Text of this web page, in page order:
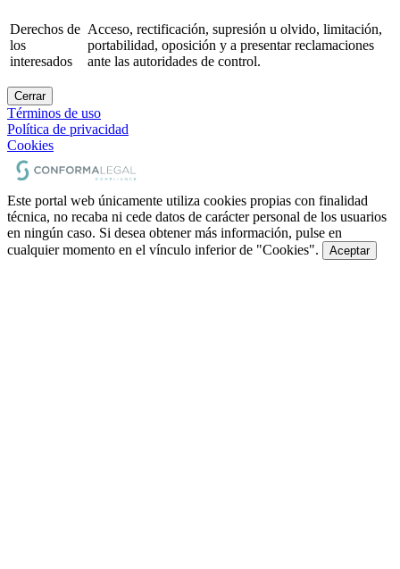
Derechos de
los
interesados
Acceso, rectificación, supresión u olvido, limitación,
portabilidad, oposición y a presentar reclamaciones
ante las autoridades de control.
Cerrar
Términos de uso
Política de privacidad
Cookies
Este portal web únicamente utiliza cookies propias con finalidad
técnica, no recaba ni cede datos de carácter personal de los usuarios
en ningún caso. Si desea obtener más información, pulse en
cualquier momento en el vínculo inferior de "Cookies".
Aceptar